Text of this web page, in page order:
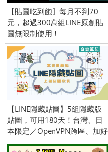
【貼圖吃到飽】每月不到70
元，超過300萬組LINE原創貼
圖無限制使用！
【LINE隱藏貼圖】5組隱藏版
貼圖，可用180天！台灣、日
本限定／OpenVPN跨區、加好
友、綁門號／2023/9/6